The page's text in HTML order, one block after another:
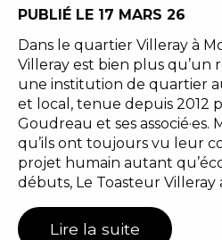
PUBLIÉ LE 17 MARS 26
Dans le quartier Villeray à
Villeray est bien plus qu’un
une institution de quartier
et local, tenue depuis 2012
Goudreau et ses
qu’ils ont toujours vu leur
projet humain autant
débuts, Le Toasteur Villeray
Lire la suite